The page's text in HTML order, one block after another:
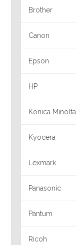
Brother
Canon
Epson
HP
Konica Minolta
Kyocera
Lexmark
Panasonic
Pantum
Ricoh